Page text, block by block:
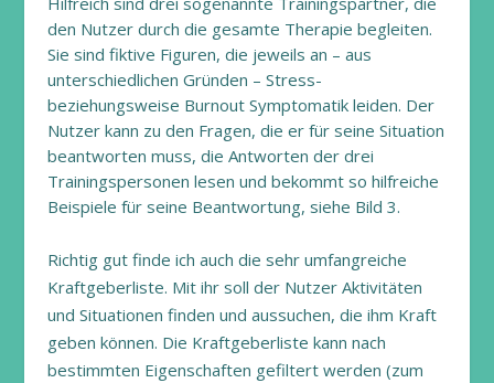
den Nutzer durch die gesamte Therapie begleiten.
Sie sind fiktive Figuren, die jeweils an – aus
unterschiedlichen Gründen – Stress-
beziehungsweise Burnout Symptomatik leiden. Der
Nutzer kann zu den Fragen, die er für seine Situation
beantworten muss, die Antworten der drei
Trainingspersonen lesen und bekommt so hilfreiche
Beispiele für seine Beantwortung, siehe Bild 3.
Richtig gut finde ich auch die sehr umfangreiche
Kraftgeberliste. Mit ihr soll der Nutzer Aktivitäten
und Situationen finden und aussuchen, die ihm Kraft
geben können. Die Kraftgeberliste kann nach
bestimmten Eigenschaften gefiltert werden (zum